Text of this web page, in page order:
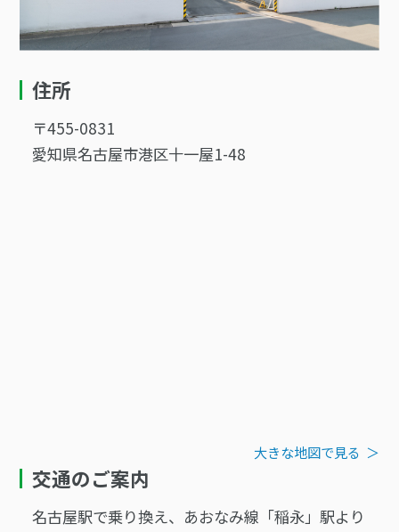
住所
〒455-0831
愛知県名古屋市港区十一屋1-48
大きな地図で見る ＞
交通のご案内
名古屋駅で乗り換え、あおなみ線「稲永」駅より